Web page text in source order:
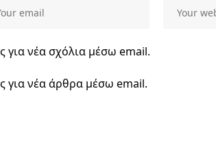
για νέα σχόλια μέσω email.
για νέα άρθρα μέσω email.